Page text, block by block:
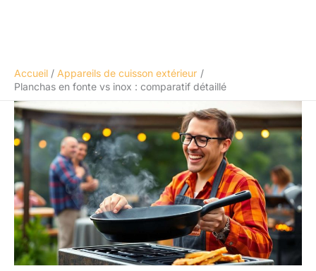
Accueil
Appareils de cuisson extérieur
Planchas en fonte vs inox : comparatif détaillé